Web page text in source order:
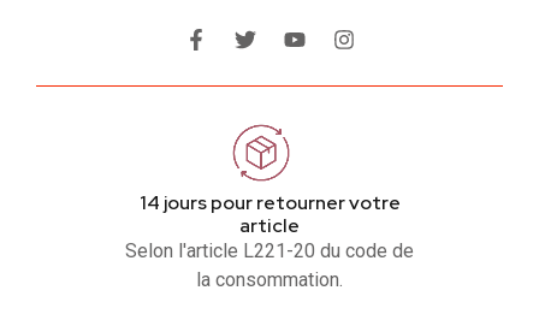
14 jours pour retourner votre
article
Selon l'article L221-20 du code de
la consommation.